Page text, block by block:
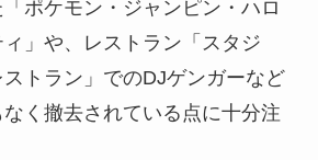
ポケモン・ジャンピン・ハロ
」や、レストラン「スタジ
トラン」でのDJゲンガーなど
く撤去されている点に十分注